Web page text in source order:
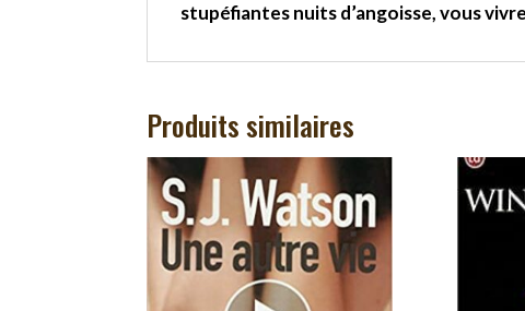
stupéfiantes nuits d’angoisse, vous
Produits similaires